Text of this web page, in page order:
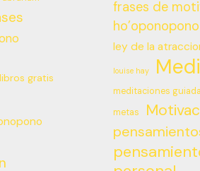
libros gratis
frases de
ho’oponopono
ley de la
louise hay
meditaciones
metas